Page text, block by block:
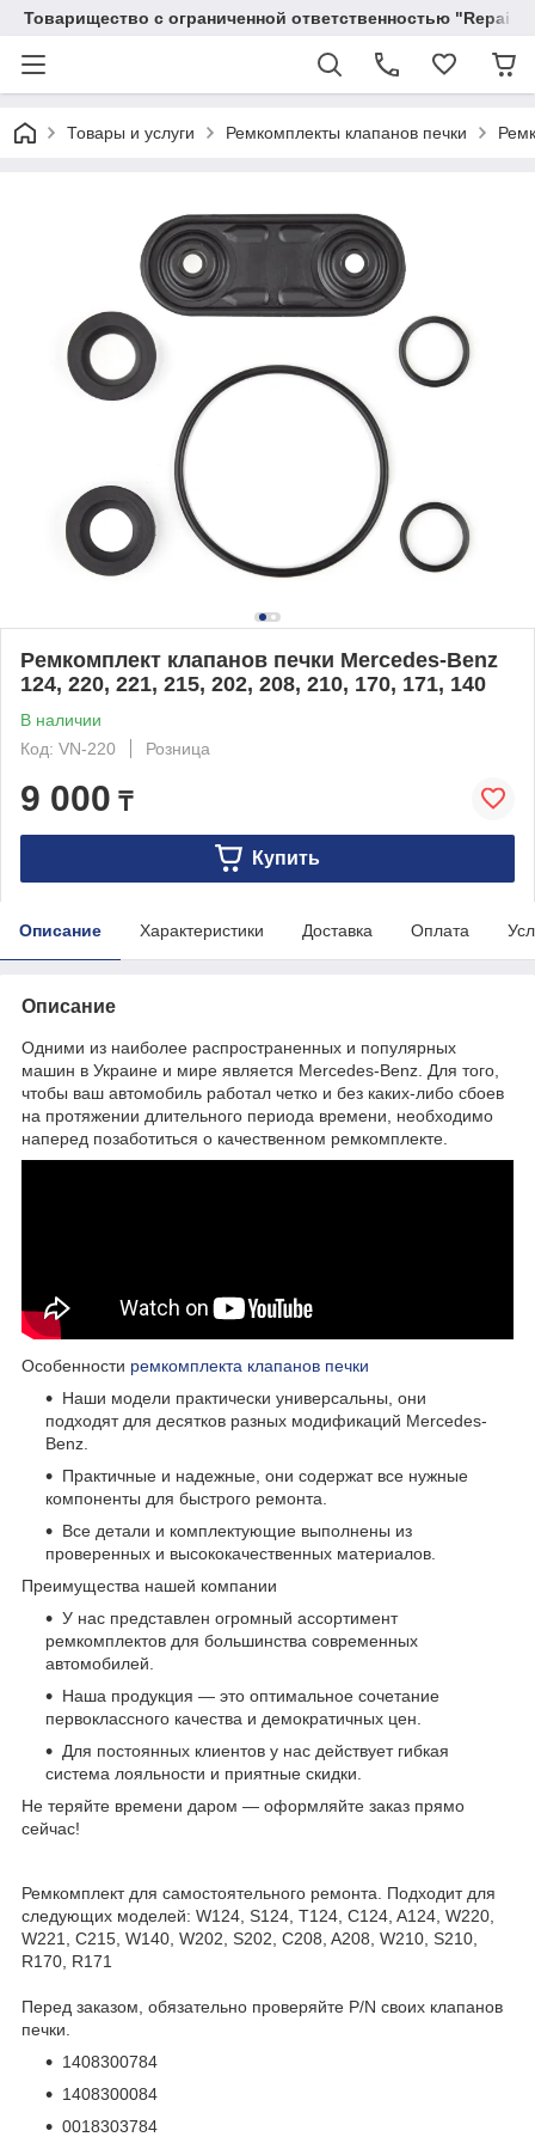
Товарищество с ограниченной ответственностью
Товары и услуги Ремкомплекты клапанов печки
Ремкомплект клапанов печки Mercedes-Benz
124, 220, 221, 215, 202, 208, 210, 170, 171, 140
В наличии
Код: VN-220
Розница
9 000 ₸
Купить
Описание Характеристики Доставка Оплата
Описание
Одними из наиболее распространенных и популярных
машин в Украине и мире является Mercedes-Benz. Для того,
чтобы ваш автомобиль работал четко и без каких-либо сбоев
на протяжении длительного периода времени, необходимо
наперед позаботиться о качественном ремкомплекте.
Особенности ремкомплекта клапанов печки
Наши модели практически универсальны, они
подходят для десятков разных модификаций Mercedes-
Benz.
Практичные и надежные, они содержат все нужные
компоненты для быстрого ремонта.
Все детали и комплектующие выполнены из
проверенных и высококачественных материалов.
Преимущества нашей компании
У нас представлен огромный ассортимент
ремкомплектов для большинства современных
автомобилей.
Наша продукция — это оптимальное сочетание
первоклассного качества и демократичных цен.
Для постоянных клиентов у нас действует гибкая
система лояльности и приятные скидки.
Не теряйте времени даром — оформляйте заказ прямо
сейчас!
Ремкомплект для самостоятельного ремонта. Подходит для
следующих моделей: W124, S124, T124, C124, A124, W220,
W221, C215, W140, W202, S202, C208, A208, W210, S210,
R170, R171
Перед заказом, обязательно проверяйте P/N своих клапанов
печки.
1408300784
1408300084
0018303784